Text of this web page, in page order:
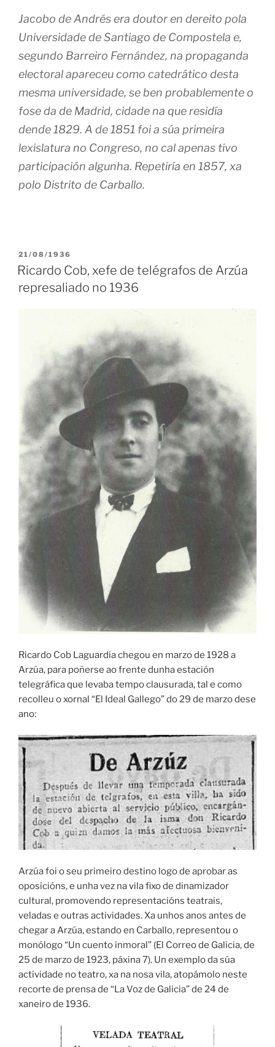
Jacobo de Andrés era doutor en dereito pola
Universidade de Santiago de Compostela e,
segundo Barreiro Fernández, na propaganda
electoral apareceu como catedrático desta
mesma universidade, se ben probablemente o
fose da de Madrid, cidade na que residía
dende 1829. A de 1851 foi a súa primeira
lexislatura no Congreso, no cal apenas tivo
participación algunha. Repetiría en 1857, xa
polo Distrito de Carballo.
PUBLICADO
EN
21/08/1936
Ricardo Cob, xefe de telégrafos de Arzúa
represaliado no 1936
Ricardo Cob Laguardia chegou en marzo de 1928 a
Arzúa, para poñerse ao frente dunha estación
telegráfica que levaba tempo clausurada, tal e como
recolleu o xornal “El Ideal Gallego” do 29 de marzo dese
ano:
Arzúa foi o seu primeiro destino logo de aprobar as
oposicións, e unha vez na vila fixo de dinamizador
cultural, promovendo representacións teatrais,
veladas e outras actividades. Xa unhos anos antes de
chegar a Arzúa, estando en Carballo, representou o
monólogo “Un cuento inmoral” (El Correo de Galicia, de
25 de marzo de 1923, páxina 7). Un exemplo da súa
actividade no teatro, xa na nosa vila, atopámolo neste
recorte de prensa de “La Voz de Galicia” de 24 de
xaneiro de 1936.